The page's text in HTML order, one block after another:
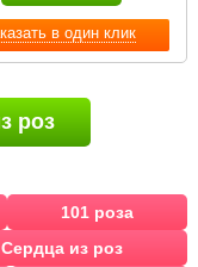
в один клик
роз
101 роза
Сердца из роз